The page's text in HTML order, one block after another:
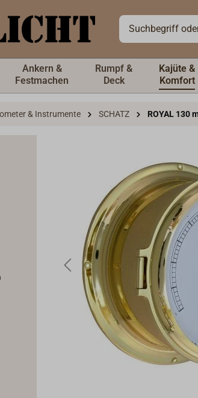
Ankern &
Festmachen
Rumpf &
Deck
Kajüte &
Komfort
& Instrumente SCHATZ ROYAL 130